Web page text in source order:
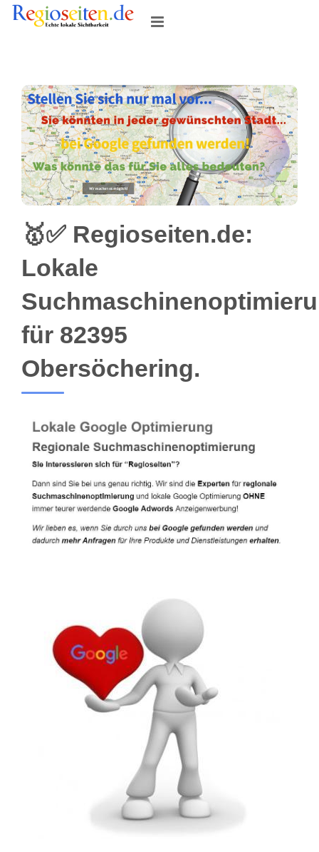
Skip
🥇✅ Regioseiten.de:
Lokale
für 82395
Obersöchering.